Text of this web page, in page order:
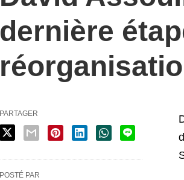
dernière
PARTAGER
POSTÉ PAR